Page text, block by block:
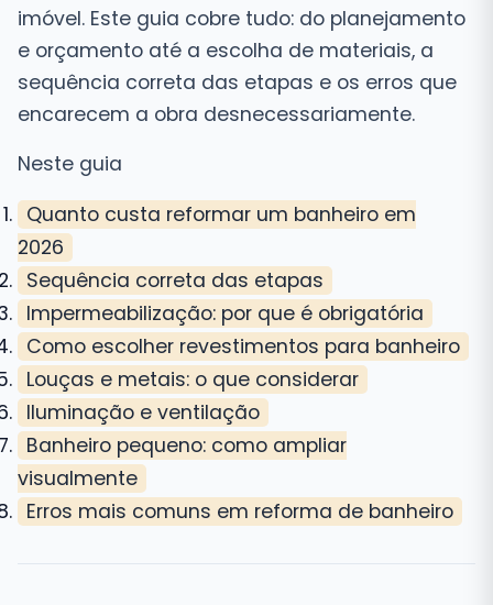
imóvel. Este guia cobre tudo: do planejamento
e orçamento até a escolha de materiais, a
sequência correta das etapas e os erros que
encarecem a obra desnecessariamente.
Neste guia
Quanto custa reformar um banheiro em
2026
Sequência correta das etapas
Impermeabilização: por que é obrigatória
Como escolher revestimentos para banheiro
Louças e metais: o que considerar
Iluminação e ventilação
Banheiro pequeno: como ampliar
visualmente
Erros mais comuns em reforma de banheiro